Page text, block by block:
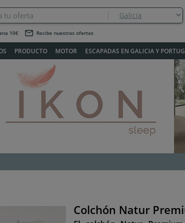
10€ mail_outline Recibe nuestras ofertas
PRODUCTO MOTOR ESCAPADAS EN GALICIA Y
Siguiente
Colchón Natur